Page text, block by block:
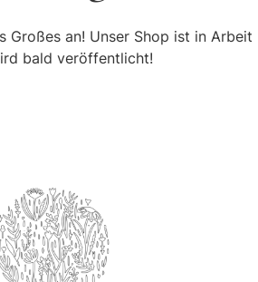
Großes an! Unser Shop ist in Arbeit
bald veröffentlicht!